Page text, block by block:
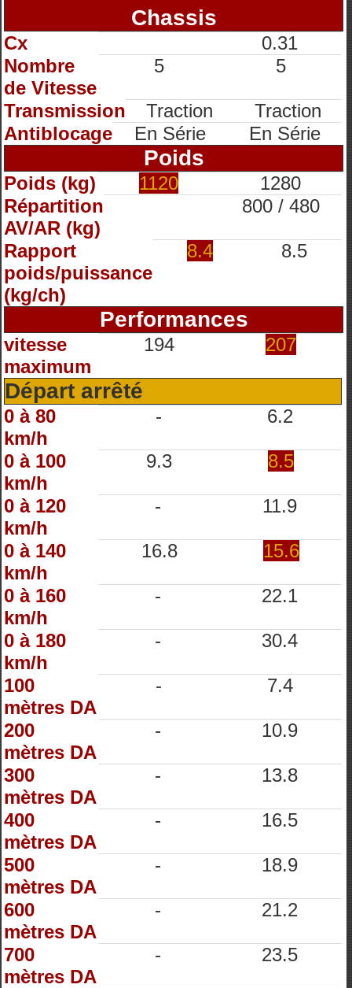
Chassis
Cx
0.31
Nombre
de Vitesse
5 5
Transmission Traction
Traction
Antiblocage
En Série En Série
Poids
Poids (kg) 1120
1280
Répartition
AV/AR (kg)
800 / 480
Rapport
poids/puissance
(kg/ch)
8.4 8.5
Performances
vitesse
maximum
194 207
Départ arrêté
0 à 80
km/h
- 6.2
0 à 100
km/h
9.3 8.5
0 à 120
km/h
- 11.9
0 à 140
km/h
16.8 15.6
0 à 160
km/h
- 22.1
0 à 180
km/h
- 30.4
100
mètres DA
- 7.4
200
mètres DA
- 10.9
300
mètres DA
- 13.8
400
mètres DA
- 16.5
500
mètres DA
- 18.9
600
mètres DA
- 21.2
700
mètres DA
- 23.5